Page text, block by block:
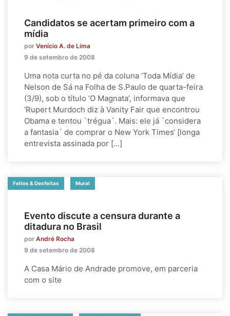
Candidatos se acertam primeiro com a
mídia
por Venício A. de Lima
9 de setembro de 2008
Uma nota curta no pé da coluna ‘Toda Mídia’ de
Nelson de Sá na Folha de S.Paulo de quarta-feira
(3/9), sob o título ‘O Magnata’, informava que
‘Rupert Murdoch diz à Vanity Fair que encontrou
Obama e tentou `trégua´. Mais: ele já `considera
a fantasia´ de comprar o New York Times‘ [longa
entrevista assinada por […]
Feitos & Desfeitas Mural
Evento discute a censura durante a
ditadura no Brasil
por André Rocha
9 de setembro de 2008
A Casa Mário de Andrade promove, em parceria
com o site